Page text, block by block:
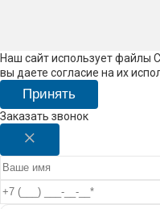
Наш сайт использует файлы
вы даете согласие на их
Принять
Заказать звонок